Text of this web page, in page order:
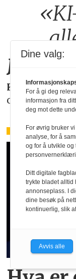
KAROLINE
oppmerksom
Dine valg:
For å gi deg
informasjon fra
deg mot dette
For øvrig bruker
analyse, for å
og for å utvikle
Ditt digitale
trykte bladet
annonseplass. I
dine besøk på
kontinuerlig, slik
Avvis alle